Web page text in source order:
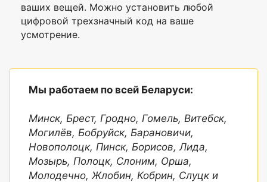
ваших вещей. Можно установить любой
цифровой трехзначный код на ваше
усмотрение.
Внутренние
карманы
да
Наружные
Фиксирующие
Мы работаем по всей Беларуси:
Минск, Брест, Гродно, Гомель, Витебск,
Могилёв, Бобруйск, Барановичи,
Новополоцк, Пинск, Борисов, Лида,
Мозырь, Полоцк, Слоним, Орша,
Молодечно, Жлобин, Кобрин, Слуцк и